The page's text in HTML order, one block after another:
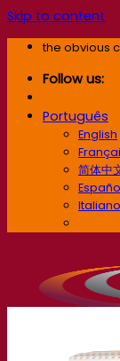
Skip to content
the obvious
Follow us:
Português
English
简体中
Italiano